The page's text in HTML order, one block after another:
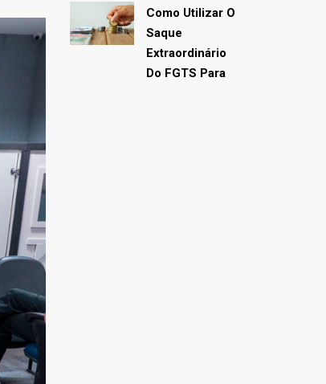
Como Utilizar O
Saque
Extraordinário
Do FGTS Para